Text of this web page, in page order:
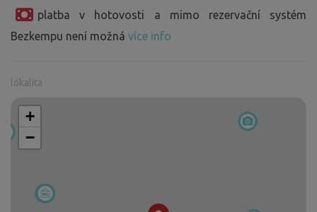
platba v hotovosti a mimo rezervační systém
Bezkempu není možná více info
lokalita
+
−